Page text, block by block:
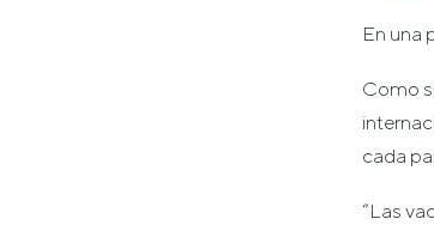
En una
Como
cada
“Las